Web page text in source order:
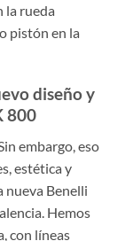
la rueda
pistón en la
diseño y
800
embargo, eso
estética y
nueva Benelli
Hemos
con líneas